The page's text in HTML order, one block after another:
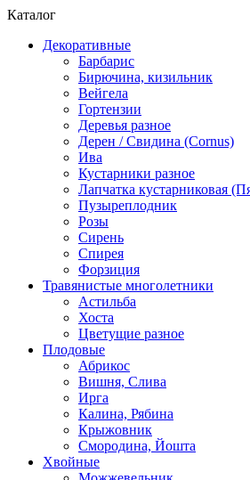
Каталог
Декоративные
Барбарис
Бирючина, кизильник
Вейгела
Гортензии
Деревья разное
Дерен / Свидина (Cornus)
Ива
Кустарники разное
Лапчатка кустарниковая
Пузыреплодник
Розы
Сирень
Спирея
Форзиция
Травянистые многолетники
Астильба
Хоста
Цветущие разное
Плодовые
Абрикос
Вишня, Слива
Ирга
Калина, Рябина
Крыжовник
Смородина, Йошта
Хвойные